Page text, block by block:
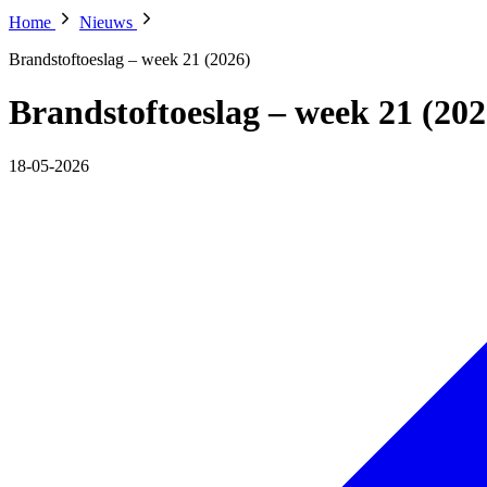
Home
Nieuws
Brandstoftoeslag – week 21 (2026)
Brandstoftoeslag – week 21
18-05-2026